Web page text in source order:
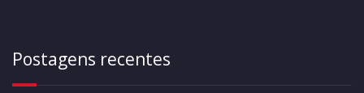
Postagens recentes